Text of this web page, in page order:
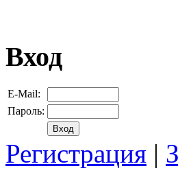
Вход
E-Mail:
Пароль:
Регистрация |